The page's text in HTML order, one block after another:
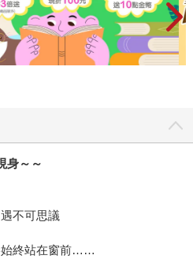
身～～
不可思議
始終站在窗前……